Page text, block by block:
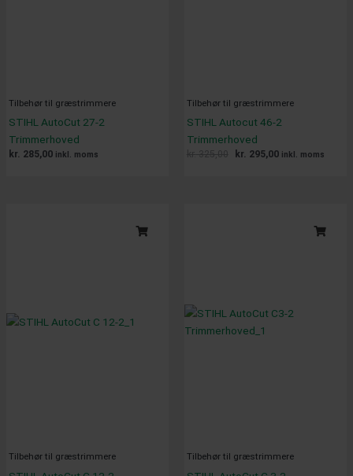
Tilbehør til græstrimmere
STIHL AutoCut 27-2
Trimmerhoved
kr. 285,00 inkl. moms
Tilbehør til græstrimmere
STIHL Autocut 46-2
Trimmerhoved
kr. 295,00 inkl. moms
Tilbehør til græstrimmere Tilbehør til græstrimmere